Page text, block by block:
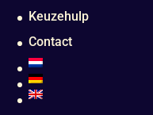
Keuzehulp
Contact